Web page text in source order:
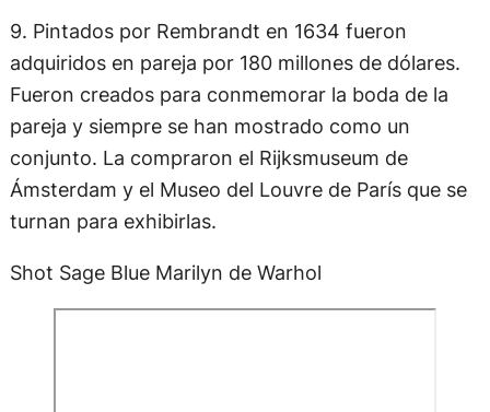
9. Pintados por Rembrandt en 1634 fueron
adquiridos en pareja por 180 millones de dólares.
Fueron creados para conmemorar la boda de la
pareja y siempre se han mostrado como un
conjunto. La compraron el Rijksmuseum de
Ámsterdam y el Museo del Louvre de París que se
turnan para exhibirlas.
Shot Sage Blue Marilyn de Warhol